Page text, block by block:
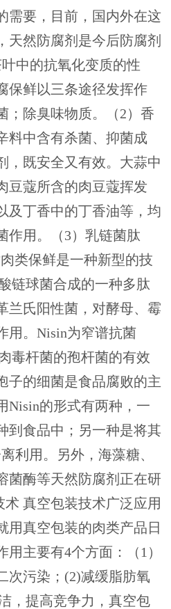
需要，目前，国内外在这
天然防腐剂是今后防腐剂
中的抗氧化变质的性
保鲜以三条途径发挥作
；除臭味物质。（2）香
料中含有杀菌、抑菌成
，既安全又有效。大蒜中
豆蔻所含的肉豆蔻挥发
及丁香中的丁香油等，均
作用。（3）乳链菌肽
类保鲜是一种新型的技
链球菌合成的一种多肽
兰氏阳性菌，对酵母、霉
用。Nisin为窄谱抗菌
毒杆菌的孢杆菌的有效
子的细菌是食品腐败的主
Nisin的形式有两种，一
到食品中；另一种是将其
利用。另外，海藻糖、
菌酶等天然防腐剂正在研
术 真空包装技术广泛应用
用真空包装的肉类产品日
主要有4个方面：（1）
次污染；(2)减缓脂肪氧
，提高竞争力，真空包